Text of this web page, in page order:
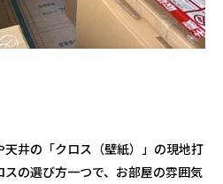
井の「クロス（壁紙）」の現地打
の選び方一つで、お部屋の雰囲気